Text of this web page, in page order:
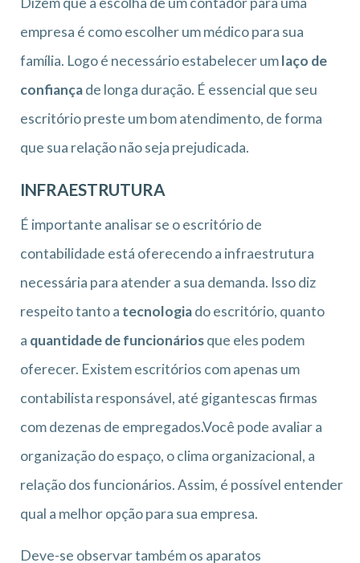
empresa é como escolher um médico para sua
família. Logo é necessário estabelecer umlaço de
confiançade longa duração. É essencial que seu
escritório preste um bom atendimento, de forma
que sua relação não seja prejudicada.
INFRAESTRUTURA
É importante analisar se o escritório de
contabilidade está oferecendo a infraestrutura
necessária para atender a sua demanda. Isso diz
respeito tanto a tecnologiado escritório, quanto
a quantidade de funcionáriosque eles podem
oferecer. Existem escritórios com apenas um
contabilista responsável, até gigantescas firmas
com dezenas de empregados.Você pode avaliar a
organização do espaço, o clima organizacional, a
relação dos funcionários. Assim, é possível entender
qual a melhor opção para sua empresa.
Deve-se observar também os aparatos